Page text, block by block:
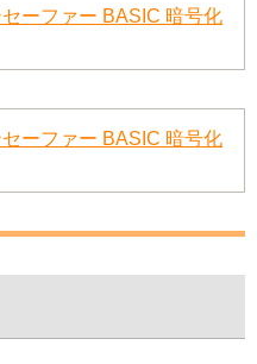
ーファー BASIC 暗号化
ーファー BASIC 暗号化